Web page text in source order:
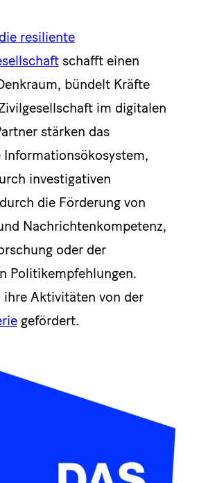
resiliente
schafft einen
bündelt Kräfte
im digitalen
stärken das
investigativen
die Förderung von
Nachrichtenkompetenz,
oder der
Politikempfehlungen.
ihre Aktivitäten von der
gefördert.